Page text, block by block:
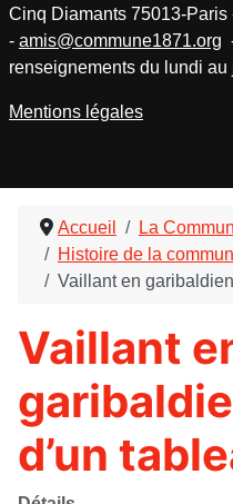
Accueil
La
Histoire de la
Vaillant en
Vaillant
d’un
Cinq Diamants 75013-Paris
- amis@commune1871.org
renseignements du lundi
Mentions légales